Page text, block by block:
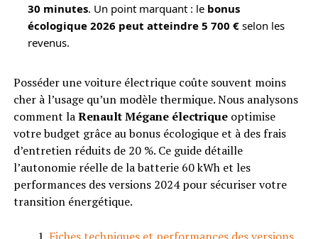
30 minutes. Un point marquant : le bonus
écologique 2026 peut atteindre 5 700 €selon les
revenus.
Posséder une voiture électrique coûte souvent moins
cher à l’usage qu’un modèle thermique. Nous analysons
comment laRenault Mégane électriqueoptimise
votre budget grâce au bonus écologique et à des frais
d’entretien réduits de 20 %. Ce guide détaille
l’autonomie réelle de la batterie 60 kWh et les
performances des versions 2024 pour sécuriser votre
transition énergétique.